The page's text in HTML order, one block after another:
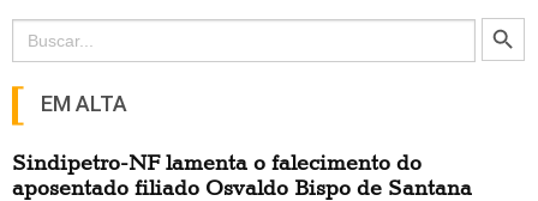
Search
for:
Search Button
EM ALTA
Sindipetro-NF lamenta o falecimento do
aposentado filiado Osvaldo Bispo de Santana